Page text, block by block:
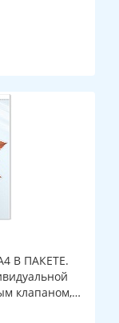
В ПАКЕТЕ.
клапаном,